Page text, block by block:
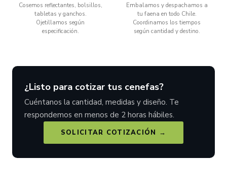
Cosemos reflectantes, bolsillos,
tabletas y ganchos.
Ojetillamos según
especificación.
Embalamos y despachamos a
tu faena en todo Chile.
Coordinamos los tiempos
según cantidad y destino.
¿Listo para cotizar tus cenefas?
Cuéntanos la cantidad, medidas y diseño. Te
respondemos en menos de 2 horas hábiles.
SOLICITAR COTIZACIÓN →